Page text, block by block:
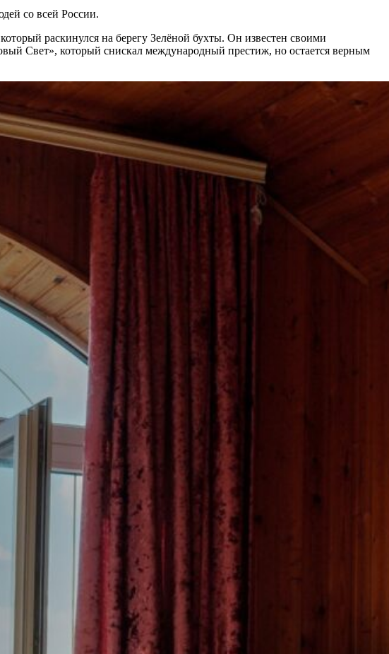
со всей России.
раскинулся на берегу Зелёной бухты. Он известен своими
Свет», который снискал международный престиж, но остается верным